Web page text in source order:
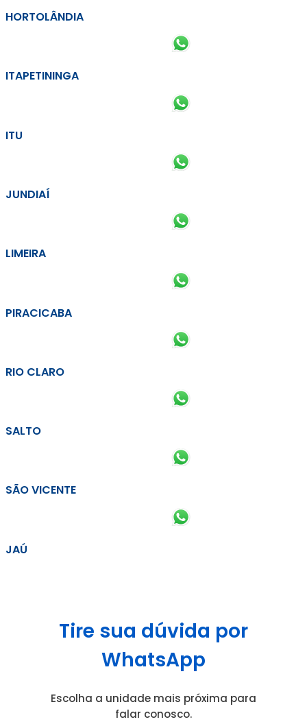
HORTOLÂNDIA
ITAPETININGA
ITU
JUNDIAÍ
LIMEIRA
PIRACICABA
RIO CLARO
SALTO
SÃO VICENTE
JAÚ
Tire sua dúvida por
WhatsApp
Escolha a unidade mais próxima para
falar conosco.